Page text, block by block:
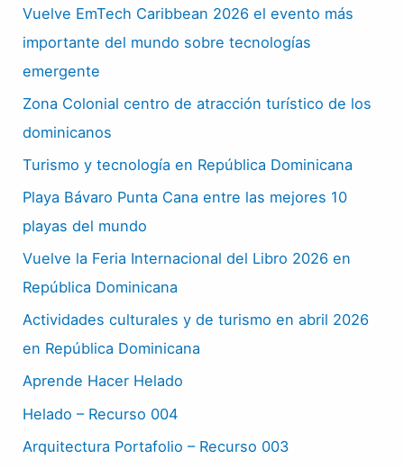
Vuelve EmTech Caribbean 2026 el evento más
importante del mundo sobre tecnologías
emergente
Zona Colonial centro de atracción turístico de los
dominicanos
Turismo y tecnología en República Dominicana
Playa Bávaro Punta Cana entre las mejores 10
playas del mundo
Vuelve la Feria Internacional del Libro 2026 en
República Dominicana
Actividades culturales y de turismo en abril 2026
en República Dominicana
Aprende Hacer Helado
Helado – Recurso 004
Arquitectura Portafolio – Recurso 003